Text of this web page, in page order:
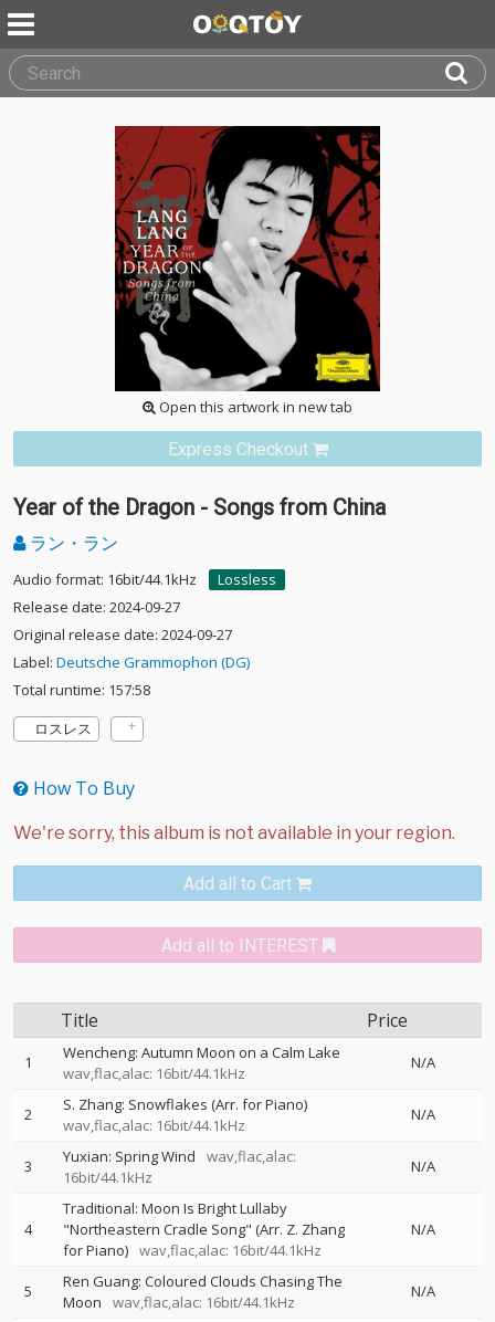
Open this artwork in new tab
Express Checkout
Year of the Dragon - Songs from China
ラン・ラン
Audio format: 16bit/44.1kHz
Lossless
Release date: 2024-09-27
Original release date: 2024-09-27
Label: Deutsche Grammophon (DG)
Total runtime: 157:58
ロスレス
How To Buy
Add all to Cart
Add all to INTEREST
Title Price
1
Wencheng: Autumn Moon on a Calm Lake
wav,flac,alac: 16bit/44.1kHz
N/A
2
S. Zhang: Snowflakes (Arr. for Piano)
wav,flac,alac: 16bit/44.1kHz
N/A
3 Yuxian: Spring Wind
wav,flac,alac:
16bit/44.1kHz
N/A
4
Traditional: Moon Is Bright Lullaby
"Northeastern Cradle Song" (Arr. Z. Zhang
for Piano) wav,flac,alac: 16bit/44.1kHz
N/A
5
Ren Guang: Coloured Clouds Chasing The
Moon
wav,flac,alac: 16bit/44.1kHz
N/A